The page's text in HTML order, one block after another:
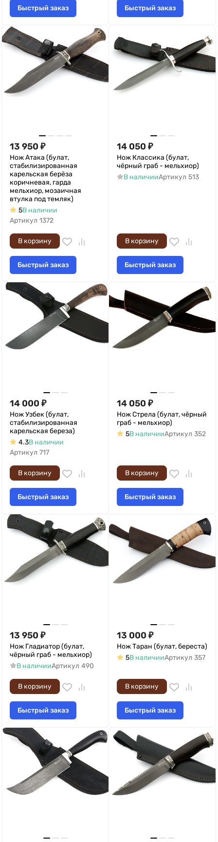
Быстрый заказ Быстрый заказ
13 950 ₽
Нож Атака (булат,
стабилизированная
карельская берёза
коричневая, гарда
мельхиор, мозаичная
втулка под темляк)
5В наличии
Артикул 1372
В корзину
Быстрый заказ
14 050 ₽
Нож Классика (булат,
чёрный граб - мельхиор)
В наличииАртикул 513
В корзину
Быстрый заказ
14 000 ₽
Нож Узбек (булат,
стабилизированная
карельская береза)
4.3В наличии
Артикул 717
В корзину
Быстрый заказ
14 050 ₽
Нож Стрела (булат, чёрный
граб - мельхиор)
5В наличииАртикул 352
В корзину
Быстрый заказ
13 950 ₽
Нож Гладиатор (булат,
чёрный граб - мельхиор)
В наличииАртикул 490
В корзину
Быстрый заказ
13 000 ₽
Нож Таран (булат, береста)
5В наличииАртикул 357
В корзину
Быстрый заказ